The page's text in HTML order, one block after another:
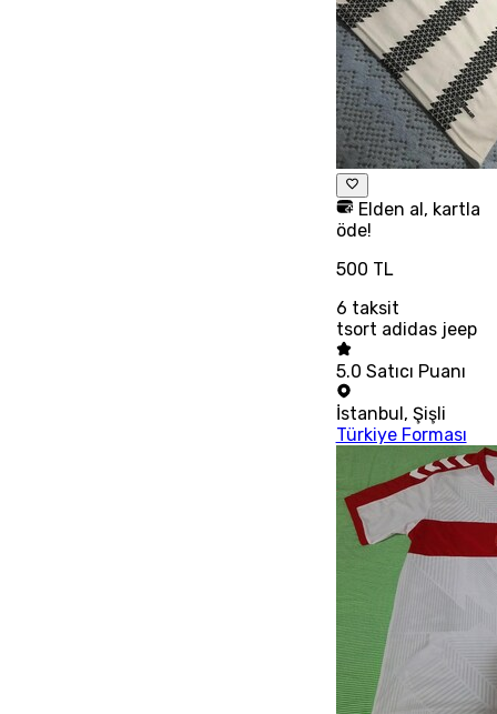
Elden al, kartla
öde!
500 TL
6 taksit
tsort adidas jeep
5.0 Satıcı Puanı
İstanbul, Şişli
Türkiye Forması